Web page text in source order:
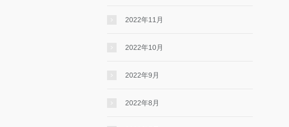
2022年11月
2022年10月
2022年9月
2022年8月